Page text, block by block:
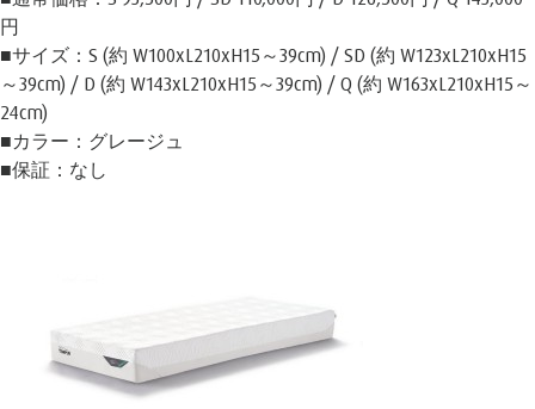
円
■サイズ：S (約 W100xL210xH15～39cm) / SD (約 W123xL210xH15
～39cm) / D (約 W143xL210xH15～39cm) / Q (約 W163xL210xH15～
24cm)
■カラー：グレージュ
■保証：なし